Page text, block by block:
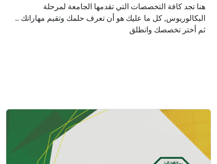
هنا تجد كافة التخصصات التي تقدمها الجامعة لمرحلة
البكالوريوس, كل ما عليك هو أن تعرف حلمك وتقيم مهاراتك ..
ثم أختر تخصصك وانطلق